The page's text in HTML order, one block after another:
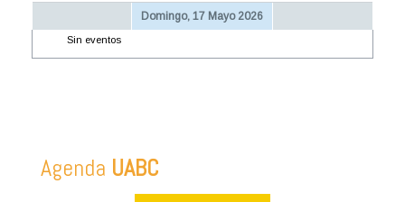
Domingo, 17 Mayo 2026
Sin eventos
Agenda UABC